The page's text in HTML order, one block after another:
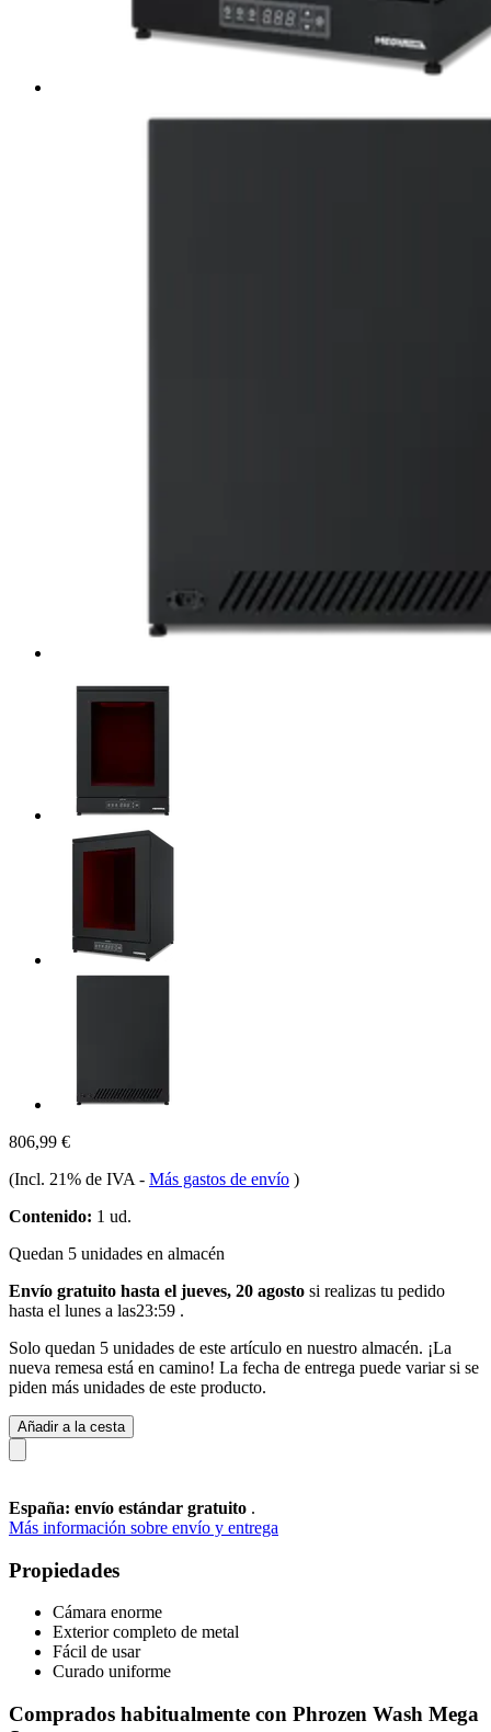
806,99 €
(Incl. 21% de IVA - Más gastos de envío )
Contenido: 1 ud.
Quedan 5 unidades en almacén
Envío gratuito hasta el jueves, 20 agosto si realizas tu pedido
hasta el lunes a las23:59 .
Solo quedan 5 unidades de este artículo en nuestro almacén. ¡La
nueva remesa está en camino! La fecha de entrega puede variar si se
piden más unidades de este producto.
Añadir a la cesta
España: envío estándar gratuito .
Más información sobre envío y entrega
Propiedades
Cámara enorme
Exterior completo de metal
Fácil de usar
Curado uniforme
Comprados habitualmente con Phrozen Wash Mega